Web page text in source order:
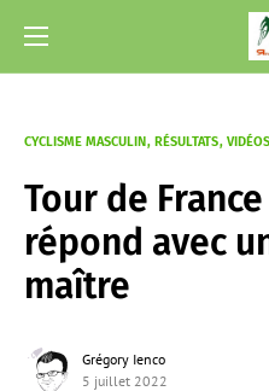
CYCLISME MASCULIN RÉSULTATS VIDÉOS
Tour de
répond avec
maître
Grégory Ienco
5 juillet 2022